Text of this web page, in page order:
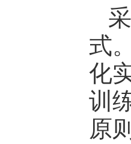
式
化
训
原